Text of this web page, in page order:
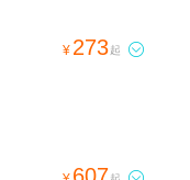
¥ 273起 